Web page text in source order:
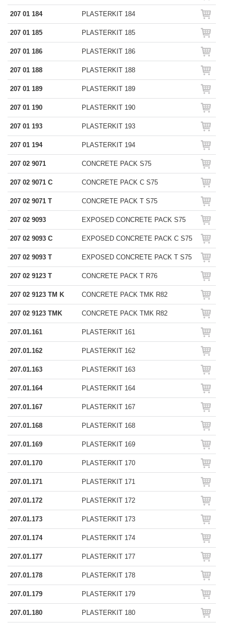
207 01 184 PLASTERKIT 184
207 01 185 PLASTERKIT 185
207 01 186 PLASTERKIT 186
207 01 188 PLASTERKIT 188
207 01 189 PLASTERKIT 189
207 01 190 PLASTERKIT 190
207 01 193 PLASTERKIT 193
207 01 194 PLASTERKIT 194
207 02 9071 CONCRETE PACK S75
207 02 9071 C CONCRETE PACK C S75
207 02 9071 T CONCRETE PACK T S75
207 02 9093 EXPOSED CONCRETE PACK S75
207 02 9093 C EXPOSED CONCRETE PACK C S75
207 02 9093 T EXPOSED CONCRETE PACK T S75
207 02 9123 T CONCRETE PACK T R76
207 02 9123 TM K CONCRETE PACK TMK R82
207 02 9123 TMK CONCRETE PACK TMK R82
207.01.161 PLASTERKIT 161
207.01.162 PLASTERKIT 162
207.01.163 PLASTERKIT 163
207.01.164 PLASTERKIT 164
207.01.167 PLASTERKIT 167
207.01.168 PLASTERKIT 168
207.01.169 PLASTERKIT 169
207.01.170 PLASTERKIT 170
207.01.171 PLASTERKIT 171
207.01.172 PLASTERKIT 172
207.01.173 PLASTERKIT 173
207.01.174 PLASTERKIT 174
207.01.177 PLASTERKIT 177
207.01.178 PLASTERKIT 178
207.01.179 PLASTERKIT 179
207.01.180 PLASTERKIT 180